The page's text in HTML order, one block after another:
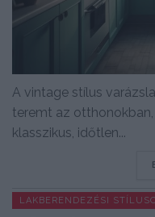
A vintage stílus
teremt az
klasszikus, időtlen...
LAKBERENDEZÉSI